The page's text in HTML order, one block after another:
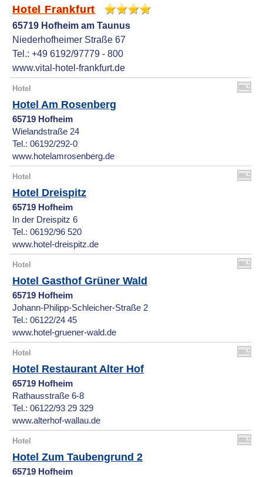
Hotel Frankfurt
65719 Hofheim am Taunus
Niederhofheimer Straße 67
Tel.: +49 6192/97779 - 800
www.vital-hotel-frankfurt.de
Hotel
Hotel Am Rosenberg
65719 Hofheim
Wielandstraße 24
Tel.: 06192/292-0
www.hotelamrosenberg.de
Hotel
Hotel Dreispitz
65719 Hofheim
In der Dreispitz 6
Tel.: 06192/96 520
www.hotel-dreispitz.de
Hotel
Hotel Gasthof Grüner Wald
65719 Hofheim
Johann-Philipp-Schleicher-Straße 2
Tel.: 06122/24 45
www.hotel-gruener-wald.de
Hotel
Hotel Restaurant Alter Hof
65719 Hofheim
Rathausstraße 6-8
Tel.: 06122/93 29 329
www.alterhof-wallau.de
Hotel
Hotel Zum Taubengrund 2
65719 Hofheim